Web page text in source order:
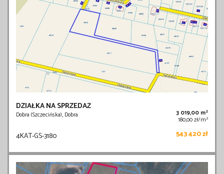
DZIAŁKA NA SPRZEDAŻ
Dobra (Szczecińska), Dobra 3 019,00 m2
180,00 zł/m2
4KAT-GS-3180 543 420 zł